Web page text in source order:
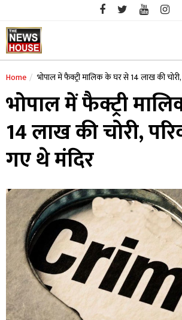
content
Home भोपाल में फैक्ट्री मालिक के घर से 14 लाख की
भोपाल में फैक्ट्री
14 लाख की चोरी,
गए थे मंदिर